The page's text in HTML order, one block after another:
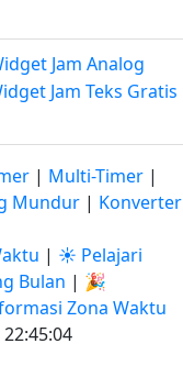
Jam Analog
Jam Teks Gratis
| Multi-Timer |
Mundur | Konverter
| ☀️ Pelajari
Bulan | 🎉
Zona Waktu